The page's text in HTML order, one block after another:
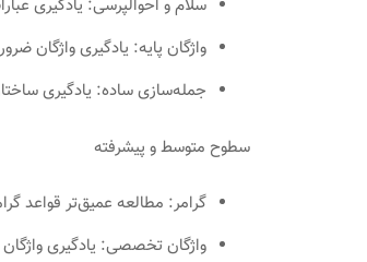
سلام و احوالپرسی: یادگیری
واژگان پایه: یادگیری واژگان
جمله‌سازی ساده: یادگیری
سطوح متوسط و پیشرفته
گرامر: مطالعه عمیق‌تر قواعد
واژگان تخصصی: یادگیری